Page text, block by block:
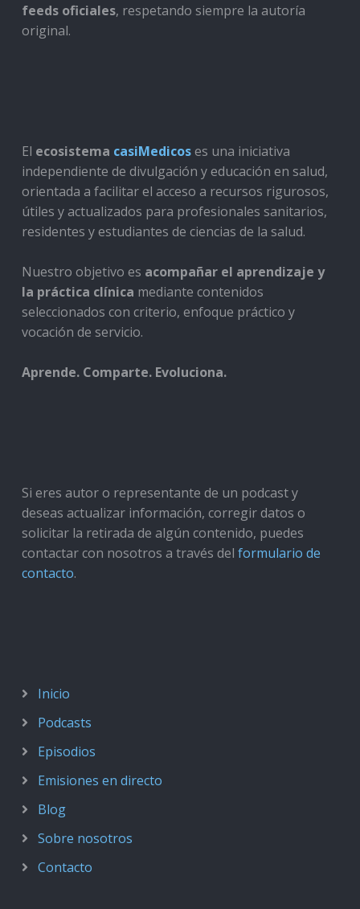
feeds oficiales, respetando siempre la autoría
original.
El ecosistema casiMedicoses una iniciativa
independiente de divulgación y educación en salud,
orientada a facilitar el acceso a recursos rigurosos,
útiles y actualizados para profesionales sanitarios,
residentes y estudiantes de ciencias de la salud.
Nuestro objetivo es acompañar el aprendizaje y
la práctica clínica mediante contenidos
seleccionados con criterio, enfoque práctico y
vocación de servicio.
Aprende. Comparte. Evoluciona.
Si eres autor o representante de un podcast y
deseas actualizar información, corregir datos o
solicitar la retirada de algún contenido, puedes
contactar con nosotros a través del formulario de
contacto.
Inicio
Podcasts
Episodios
Emisiones en directo
Blog
Sobre nosotros
Contacto